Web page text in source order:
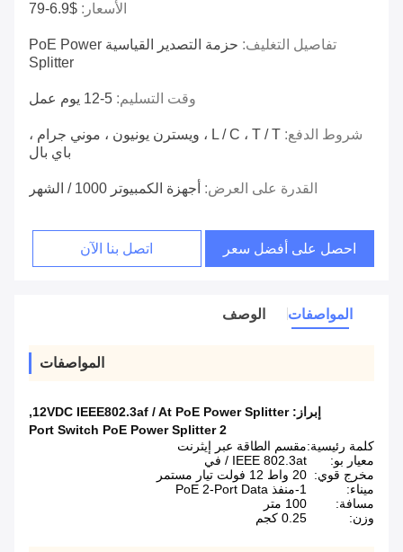
الأسعار: $6.9-79
تفاصيل التغليف:
حزمة التصدير القياسية PoE Power
Splitter
وقت التسليم: 5-12 يوم عمل
شروط الدفع:
L / C ، T / T ، ويسترن يونيون ، موني جرام ،
باي بال
القدرة على العرض: أجهزة الكمبيوتر 1000 / الشهر
احصل على أفضل سعر اتصل بنا الآن
المواصفات الوصف
المواصفات
إبراز:12VDC IEEE802.3af / At PoE Power Splitter
,
2 Port Switch PoE Power Splitter
كلمة رئيسية:مقسم الطاقة عبر إيثرنت
معيار بو:
IEEE 802.3at / في
مخرج قوي: 20 واط 12 فولت تيار مستمر
ميناء:
1-منفذ PoE 2-Port Data
مسافة:
100 متر
وزن:
0.25 كجم